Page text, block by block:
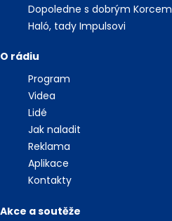
Dopoledne s dobrým Korcem
Haló, tady Impulsovi
O rádiu
Program
Videa
Lidé
Jak naladit
Reklama
Aplikace
Kontakty
Akce a soutěže